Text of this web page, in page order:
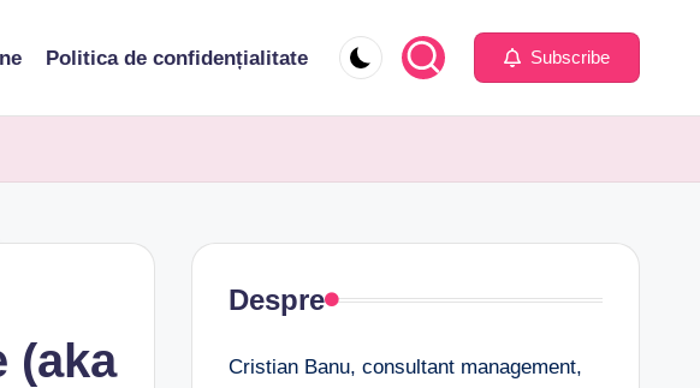
Politica de confidențialitate Subscribe
(aka
Despre
Cristian Banu, consultant management,